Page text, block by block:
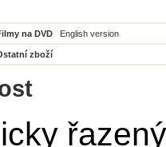
na DVD English version
zboží